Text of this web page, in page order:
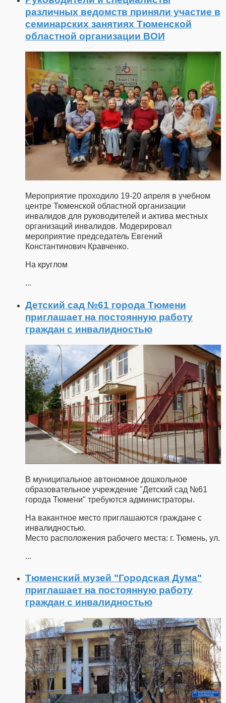
различных ведомств приняли участие в
семинарских занятиях Тюменской
областной организации ВОИ
Мероприятие проходило 19-20 апреля в учебном
центре Тюменской областной организации
инвалидов для руководителей и актива местных
организаций инвалидов. Модерировал
мероприятие председатель Евгений
Константинович Кравченко.
На круглом
...
Детский сад №61 города Тюмени
приглашает на постоянную работу
граждан с инвалидностью
В муниципальное автономное дошкольное
образовательное учреждение "Детский сад №61
города Тюмени" требуются администраторы.
На вакантное место приглашаются граждане с
инвалидностью.
Место расположения рабочего места: г. Тюмень, ул.
...
Тюменский музей "Городская Дума"
приглашает на постоянную работу
граждан с инвалидностью